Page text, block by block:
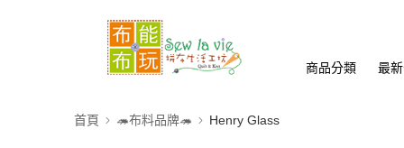
商品分類 最
首頁 🦔布料品牌🦔 Henry Glass